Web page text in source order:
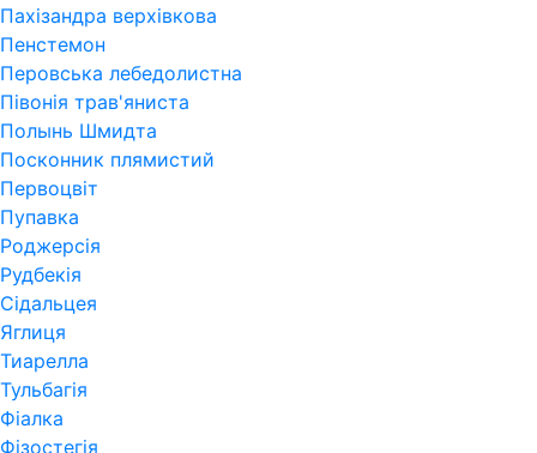
Пахізандра верхівкова
Пенстемон
Перовська лебедолистна
Півонія трав'яниста
Полынь Шмидта
Посконник плямистий
Первоцвіт
Пупавка
Роджерсія
Рудбекія
Сідальцея
Яглиця
Тиарелла
Тульбагія
Фіалка
Фізостегія